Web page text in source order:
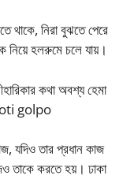
থাকে, নিরা বুঝতে পেরে
নিয়ে হলরুমে চলে যায়।
কথা অবশ্য হেমা
coti golpo
যদিও তার প্রধান কাজ
তাকে করতে হয়। ঢাকা